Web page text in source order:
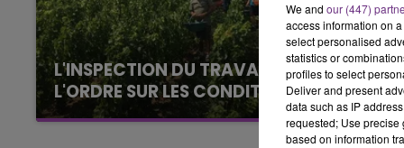
L'INSPECTION DU TRAVAIL RAPPELLE À
L'ORDRE SUR LES CONDITIONS DE...
Alors que les dates de début des vendange
2026 s'est avéré être plus précoce que prévu,
We and our (447)
access information on
select personalised
statistics or
profiles to select
Deliver and present
data such as IP
requested; Use precise
based on information